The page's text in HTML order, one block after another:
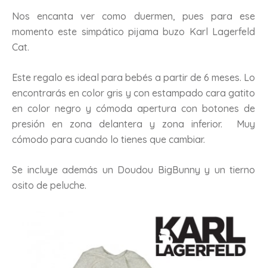
Nos encanta ver como duermen, pues para ese
momento este simpático pijama buzo Karl Lagerfeld
Cat.
Este regalo es ideal para bebés a partir de 6 meses. Lo
encontrarás en color gris y con estampado cara gatito
en color negro y cómoda apertura con botones de
presión en zona delantera y zona inferior. Muy
cómodo para cuando lo tienes que cambiar.
Se incluye además un Doudou BigBunny y un tierno
osito de peluche.